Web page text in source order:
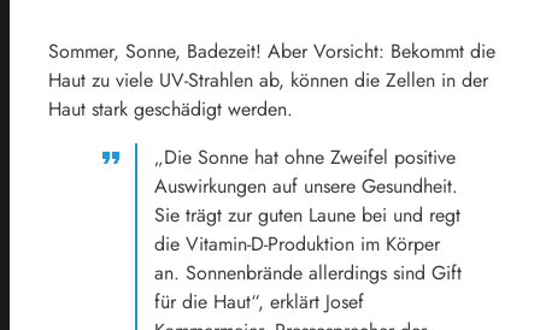
Sommer, Sonne, Badezeit! Aber Vorsicht: Bekommt die
Haut zu viele UV-Strahlen ab, können die Zellen in der
Haut stark geschädigt werden.
„Die Sonne hat ohne Zweifel positive
Auswirkungen auf unsere Gesundheit.
Sie trägt zur guten Laune bei und regt
die Vitamin-D-Produktion im Körper
an. Sonnenbrände allerdings sind Gift
für die Haut“, erklärt Josef